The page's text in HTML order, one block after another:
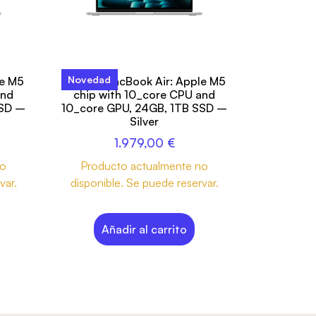
M5
–
Novedad
13-inch MacBook Air: Apple M5
chip with 10_core CPU and
10_core GPU, 24GB, 1TB SSD –
Silver
1.979,00 €
Producto actualmente no
disponible. Se puede reservar.
Añadir al carrito